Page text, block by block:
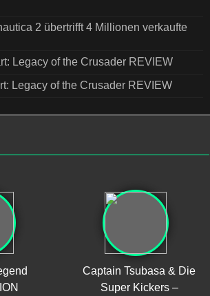
2 übertrifft 4 Millionen verkaufte
Legacy of the Crusader REVIEW
Legacy of the Crusader REVIEW
Captain Tsubasa & Die
Super Kickers –